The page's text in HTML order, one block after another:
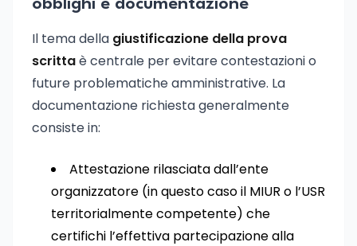
obblighi e documentazione
Il tema della giustificazione della prova
scrittaè centrale per evitare contestazioni o
future problematiche amministrative. La
documentazione richiesta generalmente
consiste in:
Attestazione rilasciata dall’ente
organizzatore (in questo caso il MIUR o l’USR
territorialmente competente) che
certifichi l’effettiva partecipazione alla